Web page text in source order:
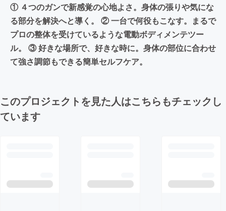
① ４つのガンで新感覚の心地よさ。身体の張りや気にな
る部分を解決へと導く。 ② 一台で何役もこなす。まるで
プロの整体を受けているような電動ボディメンテツー
ル。 ③ 好きな場所で、好きな時に。身体の部位に合わせ
て強さ調節もできる簡単セルフケア。
このプロジェクトを見た人はこちらもチェックし
ています